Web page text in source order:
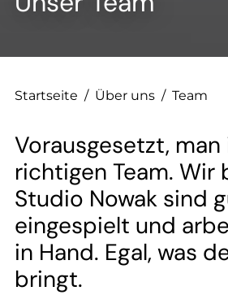
Startseite / Über uns / Team
Vorausgesetzt,
richtigen Team. Wir
Studio Nowak sind
eingespielt und
in Hand. Egal, was
bringt.